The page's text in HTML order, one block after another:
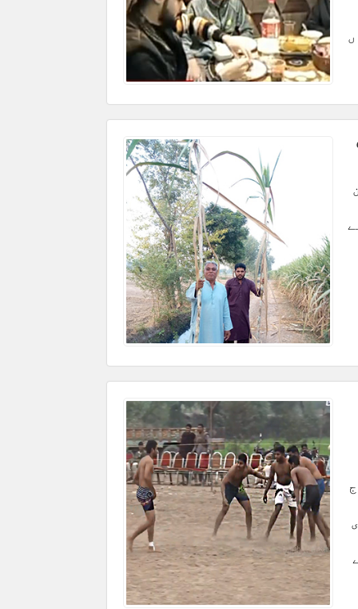
منظر گوجرہ چک نمبر 355 ج